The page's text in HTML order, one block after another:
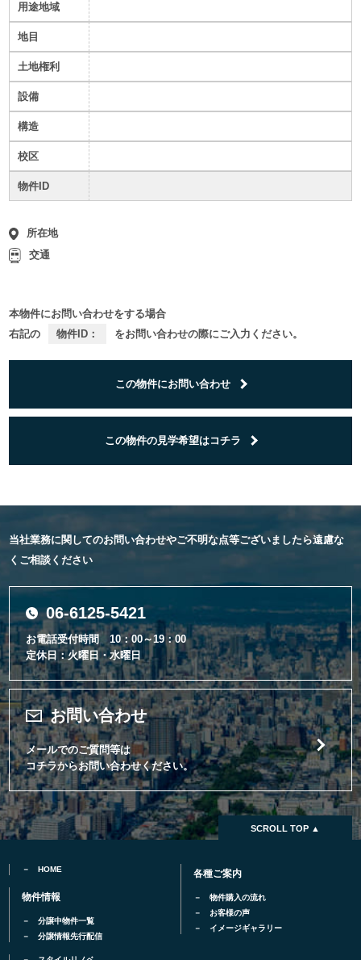
用途地域
地目
土地権利
設備
構造
校区
物件ID
所在地
交通
本物件にお問い合わせをする場合
右記の
物件ID： をお問い合わせの際にご入力ください。
この物件にお問い合わせ
この物件の見学希望はコチラ
当社業務に関してのお問い合わせやご不明な点等ございましたら遠慮な
くご相談ください
06-6125-5421
お電話受付時間 10：00～19：00
定休日：火曜日・水曜日
お問い合わせ
メールでのご質問等は
コチラからお問い合わせください。
SCROLL TOP ▲
HOME
物件情報
分譲中物件一覧
分譲情報先行配信
各種ご案内
物件購入の流れ
お客様の声
イメージギャラリー